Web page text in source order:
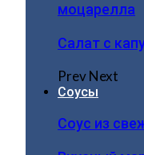
моцарелла
Салат с
PrevNext
Соусы
Соус из